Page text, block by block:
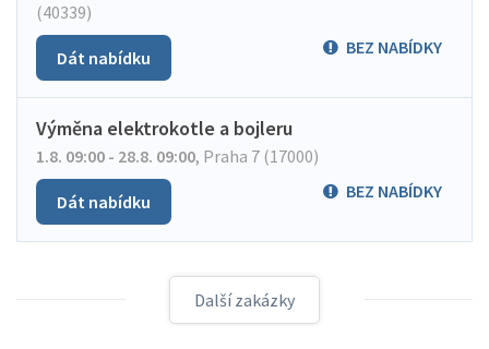
(40339)
BEZ NABÍDKY
Dát nabídku
Výměna elektrokotle a bojleru
1.8. 09:00 - 28.8. 09:00, Praha 7 (17000)
BEZ NABÍDKY
Dát nabídku
Další zakázky